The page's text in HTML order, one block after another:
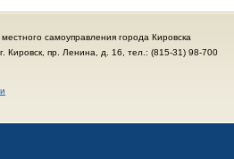
самоуправления города Кировска
Кировск, пр. Ленина, д. 16, тел.: (815-31) 98-700